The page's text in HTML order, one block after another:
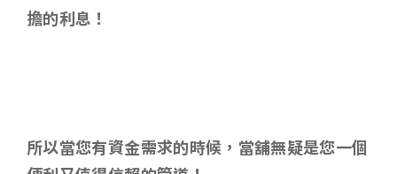
擔的利息！
所以當您有資金需求的時候，當舖無疑是您一個